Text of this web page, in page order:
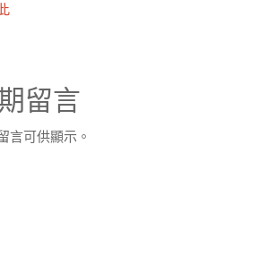
留言
言可供顯示。